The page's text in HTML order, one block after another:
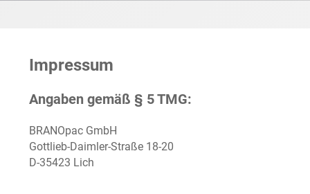
Impressum
Angaben gemäß § 5 TMG:
BRANOpac GmbH
Gottlieb-Daimler-Straße 18-20
D-35423 Lich